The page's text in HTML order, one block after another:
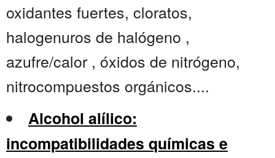
oxidantes fuertes, cloratos,
halogenuros de halógeno ,
azufre/calor , óxidos de nitrógeno,
nitrocompuestos orgánicos....
Alcohol alílico:
incompatibilidades químicas e